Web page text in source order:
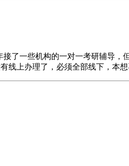
接了一些机构的一对一考研辅导
上办理了，必须全部线下，本想